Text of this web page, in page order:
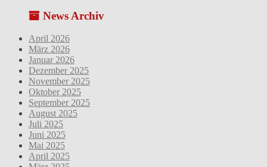
News Archiv
April 2026
März 2026
Januar 2026
Dezember 2025
November 2025
Oktober 2025
September 2025
August 2025
Juli 2025
Juni 2025
Mai 2025
April 2025